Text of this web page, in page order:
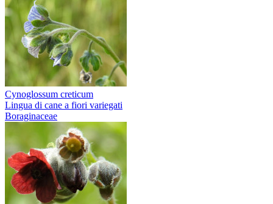
Cynoglossum creticum
Lingua di cane a fiori variegati
Boraginaceae